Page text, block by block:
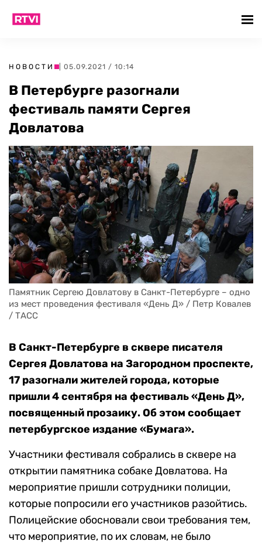
НОВОСТИ | 05.09.2021 / 10:14
В Петербурге разогнали
фестиваль памяти Сергея
Довлатова
Памятник Сергею Довлатову в Санкт-Петербурге – одно
из мест проведения фестиваля «День Д» / Петр Ковалев
/ ТАСС
В Санкт-Петербурге в сквере писателя
Сергея Довлатова на Загородном проспекте,
17 разогнали жителей города, которые
пришли 4 сентября на фестиваль «‎День Д»,
посвященный прозаику. Об этом сообщает
петербургское издание «‎Бумага».
Участники фестиваля собрались в сквере на
открытии памятника собаке Довлатова. На
мероприятие пришли сотрудники полиции,
которые попросили его участников разойтись.
Полицейские обосновали свои требования тем,
что мероприятие, по их словам, не было